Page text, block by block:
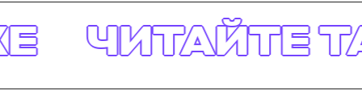
ЧИТАЙТЕ